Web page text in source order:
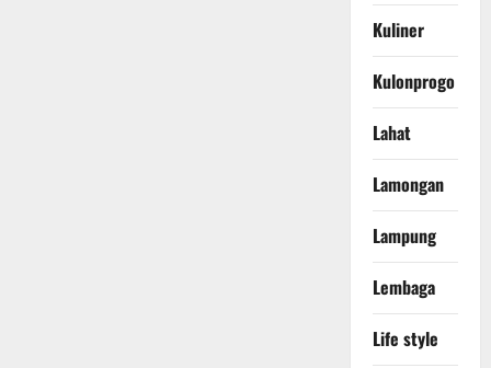
Kuliner
Kulonprogo
Lahat
Lamongan
Lampung
Lembaga
Life style